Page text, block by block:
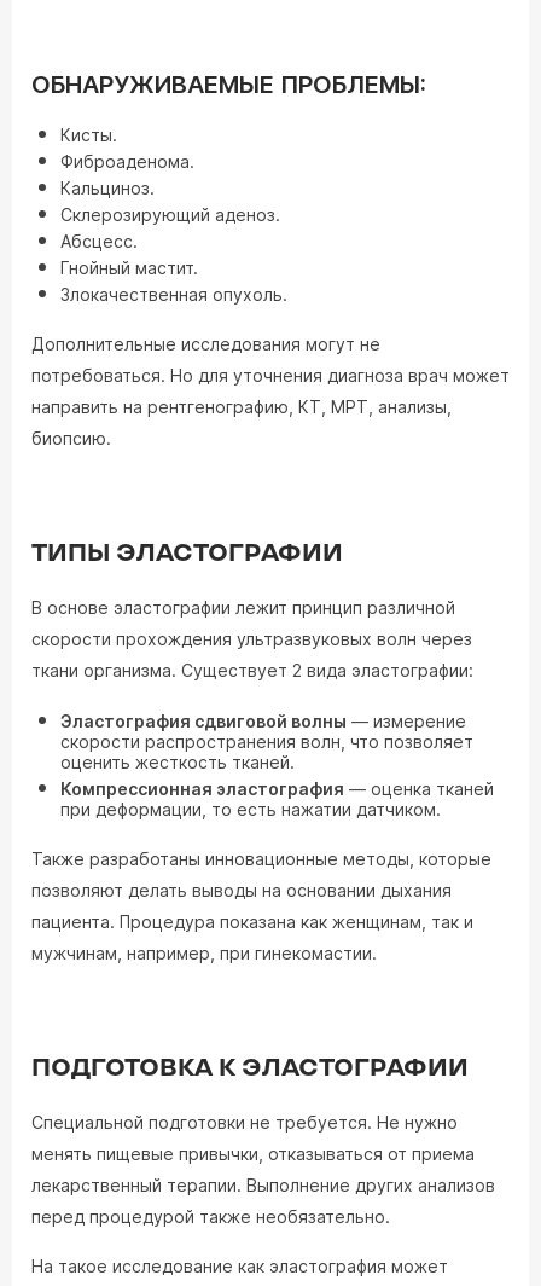
ОБНАРУЖИВАЕМЫЕ ПРОБЛЕМЫ:
Кисты.
Фиброаденома.
Кальциноз.
Склерозирующий аденоз.
Абсцесс.
Гнойный мастит.
Злокачественная опухоль.
Дополнительные исследования могут не
потребоваться. Но для уточнения диагноза врач может
направить на рентгенографию, КТ, МРТ, анализы,
биопсию.
ТИПЫ ЭЛАСТОГРАФИИ
В основе эластографии лежит принцип различной
скорости прохождения ультразвуковых волн через
ткани организма. Существует 2 вида эластографии:
Эластография сдвиговой волны — измерение
скорости распространения волн, что позволяет
оценить жесткость тканей.
Компрессионная эластография — оценка тканей
при деформации, то есть нажатии датчиком.
Также разработаны инновационные методы, которые
позволяют делать выводы на основании дыхания
пациента. Процедура показана как женщинам, так и
мужчинам, например, при гинекомастии.
ПОДГОТОВКА К ЭЛАСТОГРАФИИ
Специальной подготовки не требуется. Не нужно
менять пищевые привычки, отказываться от приема
лекарственный терапии. Выполнение других анализов
перед процедурой также необязательно.
На такое исследование как эластография может